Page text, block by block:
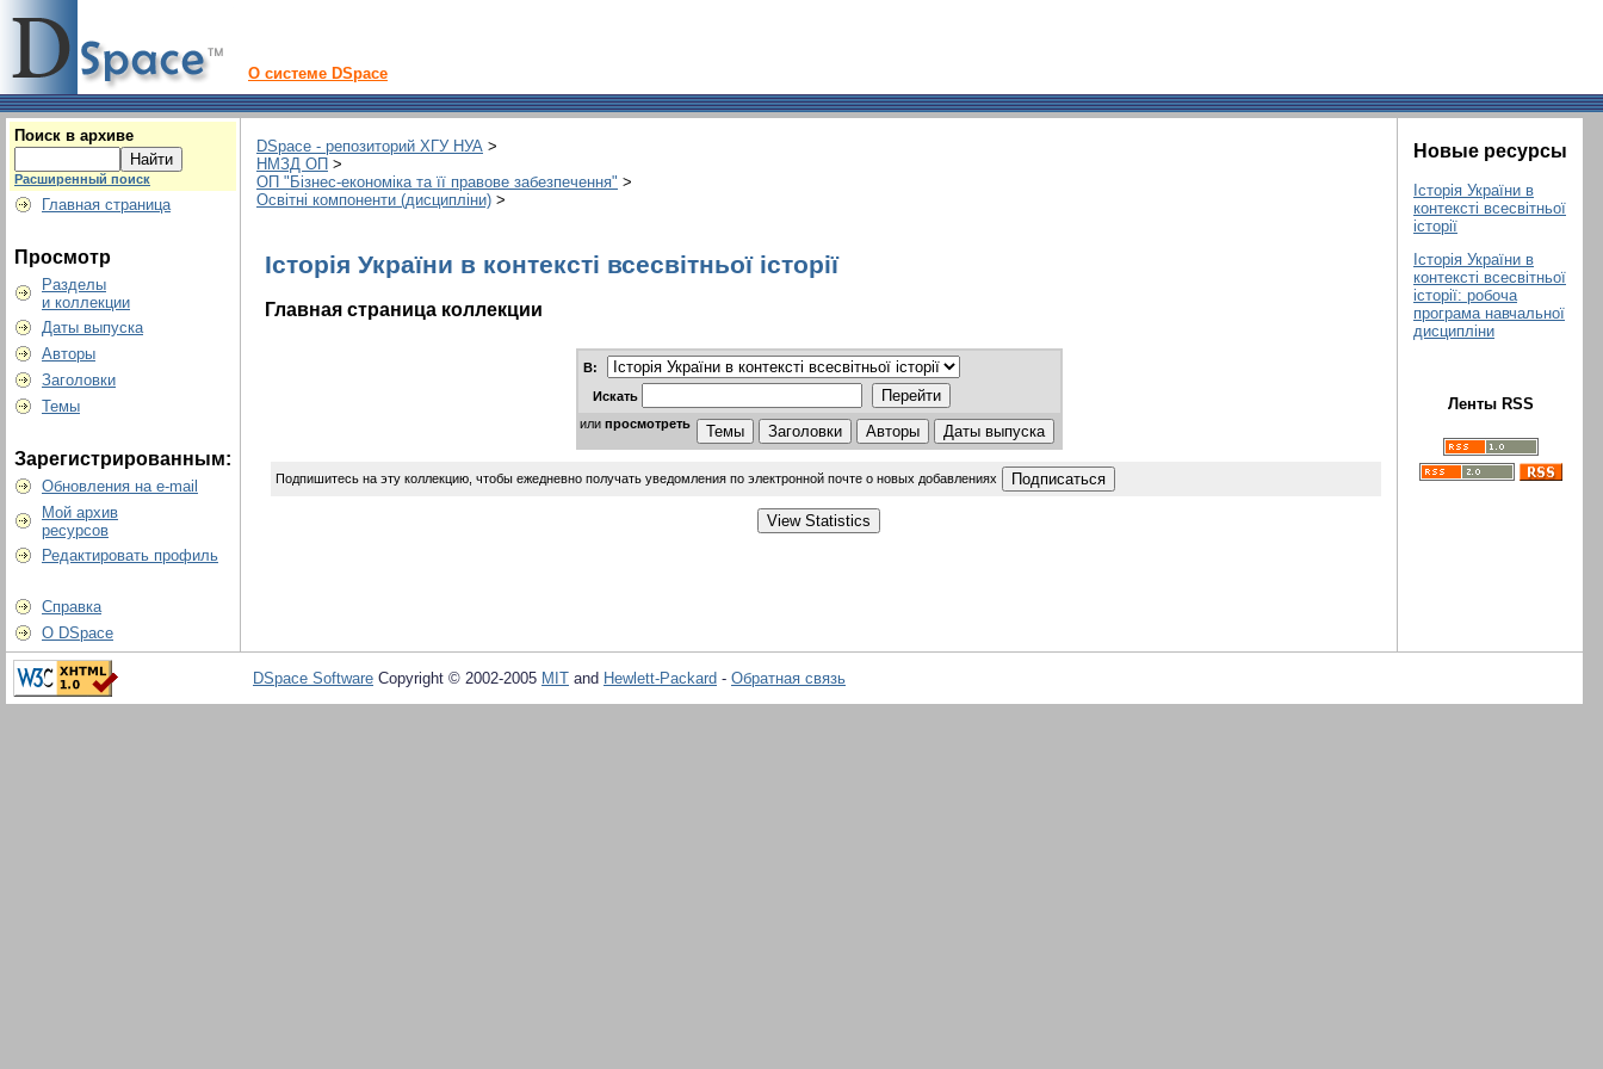
О системе DSpace
Поиск в архиве
Расширенный поиск
Главная страница
Просмотр
Разделы
и коллекции
Даты выпуска
Авторы
Заголовки
Темы
Зарегистрированным:
Обновления на e-mail
Мой архив
ресурсов
Редактировать профиль
Справка
О DSpace
DSpace - репозиторий ХГУ НУА >
НМЗД ОП >
ОП "Бізнес-економіка та її правове забезпечення" >
Освітні компоненти (дисципліни) >
Історія України в контексті всесвітньої історії
Главная страница коллекции
В:
Искать
или просмотреть
Подпишитесь на эту коллекцию, чтобы ежедневно получать уведомления по электронной почте о новых добавлениях
Новые ресурсы
Історія України в
контексті всесвітньої
історії
Історія України в
контексті всесвітньої
історії: робоча
програма навчальної
дисципліни
Ленты RSS
DSpace Software Copyright © 2002-2005 MIT and Hewlett-Packard - Обратная связь